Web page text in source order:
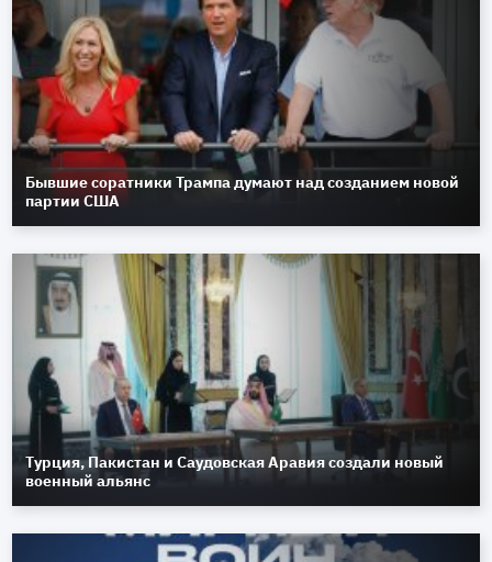
Бывшие соратники Трампа думают над созданием новой
партии США
Турция, Пакистан и Саудовская Аравия создали новый
военный альянс